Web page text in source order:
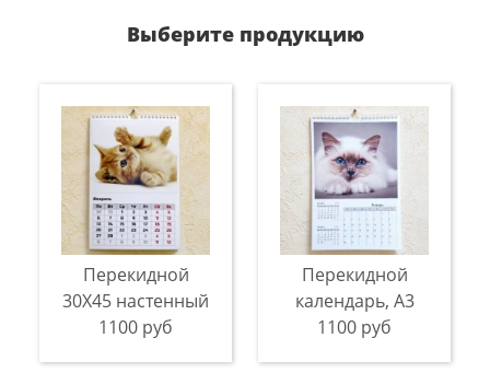
Выберите продукцию
Перекидной
30X45 настенный
1100 руб
Перекидной
календарь, A3
1100 руб